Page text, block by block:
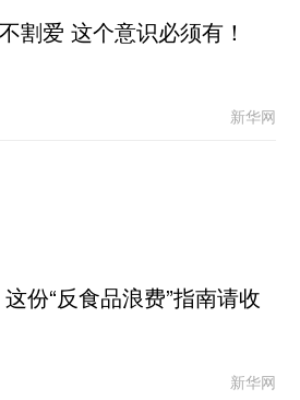
割爱 这个意识必须有！
新华网
份“反食品浪费”指南请收
新华网